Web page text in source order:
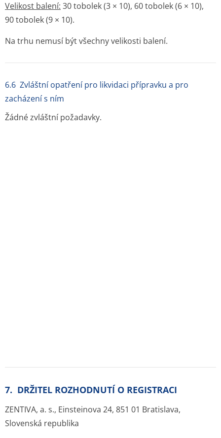
Velikost balení: 30 tobolek (3 × 10), 60 tobolek (6 × 10),
90 tobolek (9 × 10).
Na trhu nemusí být všechny velikosti balení.
6.6 Zvláštní opatření pro likvidaci přípravku a pro
zacházení s ním
Žádné zvláštní požadavky.